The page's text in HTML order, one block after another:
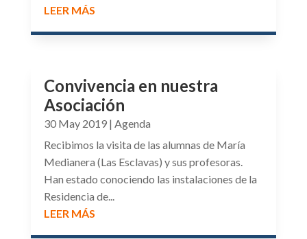
LEER MÁS
Convivencia en nuestra
Asociación
30 May 2019| Agenda
Recibimos la visita de las alumnas de María
Medianera (Las Esclavas) y sus profesoras.
Han estado conociendo las instalaciones de la
Residencia de...
LEER MÁS